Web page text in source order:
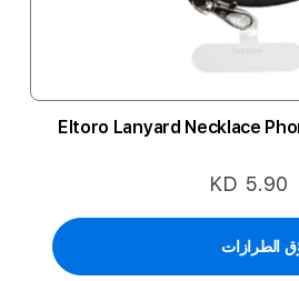
Eltoro Lanyard Necklace
KD 5.90
الطرازات